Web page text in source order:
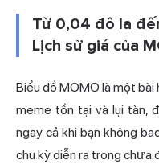
Từ 0,04 đô la
Lịch sử giá của
Biểu đồ MOMO là một
meme tồn tại và lụi tàn,
ngay cả khi bạn không
chu kỳ diễn ra trong chưa